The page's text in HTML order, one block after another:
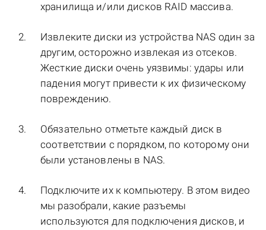
хранилища и/или дисков RAID массива.
Извлеките диски из устройства NAS один за
другим, осторожно извлекая из отсеков.
Жесткие диски очень уязвимы: удары или
падения могут привести к их физическому
повреждению.
Обязательно отметьте каждый диск в
соответствии с порядком, по которому они
были установлены в NAS.
Подключите их к компьютеру. В этом видео
мы разобрали, какие разъемы
используются для подключения дисков, и